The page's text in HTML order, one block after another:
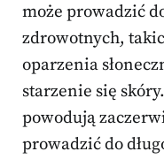
może prowadzić
zdrowotnych,
oparzenia
starzenie się
powodują
prowadzić do